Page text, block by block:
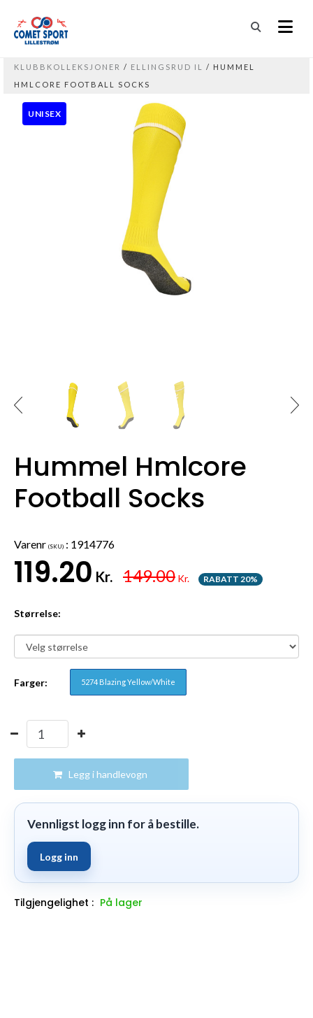
KLUBBKOLLEKSJONER / ELLINGSRUD IL / HUMMEL
HMLCORE FOOTBALL SOCKS
UNISEX
Hummel Hmlcore
Football Socks
Varenr (SKU) : 1914776
119.20 Kr. 149.00 Kr. RABATT 20%
Størrelse:
Farger: 5274 Blazing Yellow/White
Legg i handlevogn
Vennligst logg inn for å bestille.
Logg inn
Tilgjengelighet : På lager